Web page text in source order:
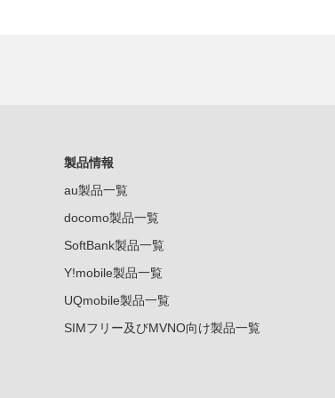
製品情報
au製品一覧
docomo製品一覧
SoftBank製品一覧
Y!mobile製品一覧
UQmobile製品一覧
SIMフリー及びMVNO向け製品一覧